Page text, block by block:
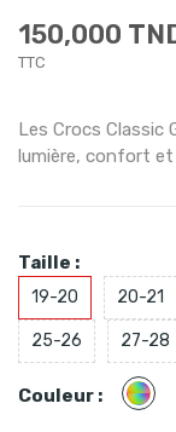
150,000
TTC
Les Crocs Classic
lumière, confort
Taille :
19-20 20-21
25-26 27-28
Couleur :